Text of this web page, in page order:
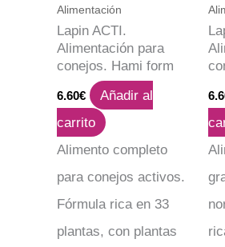
Alimentación
Lapin ACTI.
Alimentación para
conejos. Hami form
6.60€
Añadir al
carrito
Alimento completo
para conejos activos.
Fórmula rica en 33
plantas, con plantas